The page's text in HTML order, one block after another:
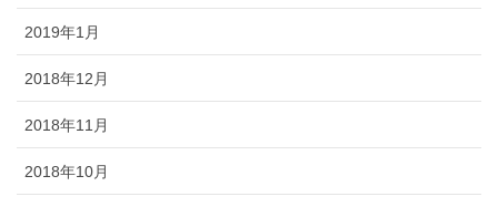
2019年1月
2018年12月
2018年11月
2018年10月